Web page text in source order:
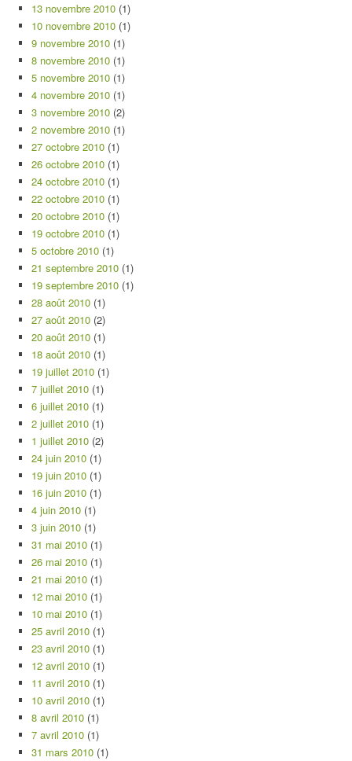
13 novembre 2010 (1)
10 novembre 2010 (1)
9 novembre 2010 (1)
8 novembre 2010 (1)
5 novembre 2010 (1)
4 novembre 2010 (1)
3 novembre 2010 (2)
2 novembre 2010 (1)
27 octobre 2010 (1)
26 octobre 2010 (1)
24 octobre 2010 (1)
22 octobre 2010 (1)
20 octobre 2010 (1)
19 octobre 2010 (1)
5 octobre 2010 (1)
21 septembre 2010 (1)
19 septembre 2010 (1)
28 août 2010 (1)
27 août 2010 (2)
20 août 2010 (1)
18 août 2010 (1)
19 juillet 2010 (1)
7 juillet 2010 (1)
6 juillet 2010 (1)
2 juillet 2010 (1)
1 juillet 2010 (2)
24 juin 2010 (1)
19 juin 2010 (1)
16 juin 2010 (1)
4 juin 2010 (1)
3 juin 2010 (1)
31 mai 2010 (1)
26 mai 2010 (1)
21 mai 2010 (1)
12 mai 2010 (1)
10 mai 2010 (1)
25 avril 2010 (1)
23 avril 2010 (1)
12 avril 2010 (1)
11 avril 2010 (1)
10 avril 2010 (1)
8 avril 2010 (1)
7 avril 2010 (1)
31 mars 2010 (1)